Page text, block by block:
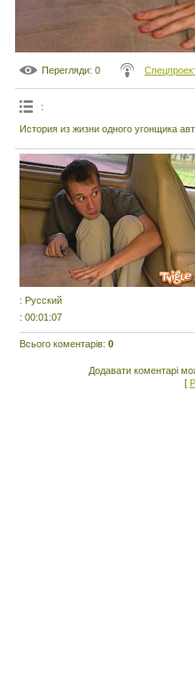
Перегляди: 0
:
История из жизни одного угонщика
: Русский
: 00:01:07
Всього коментарів: 0
Додавати коментарі
[